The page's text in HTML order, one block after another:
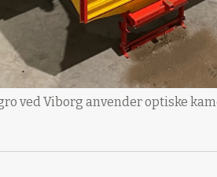
ved Viborg anvender optiske